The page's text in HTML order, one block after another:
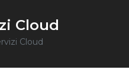
Cloud
Cloud